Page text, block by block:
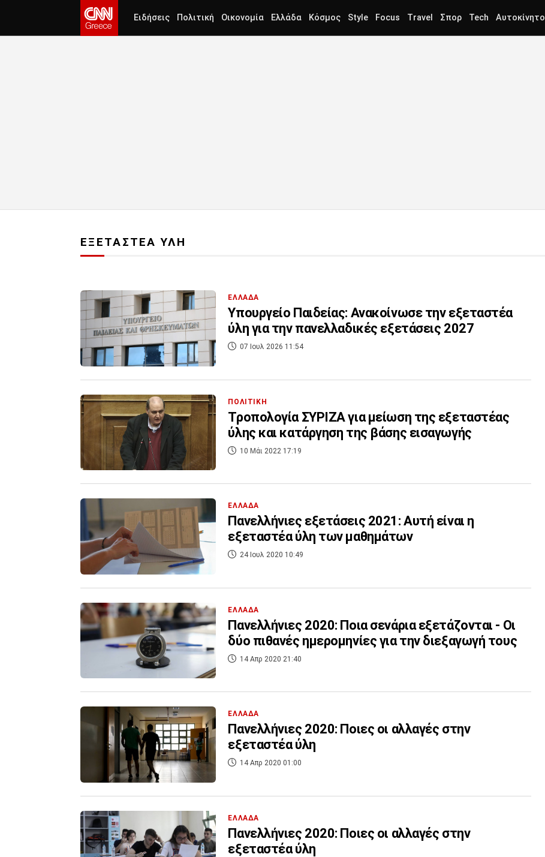
Ειδήσεις Πολιτική Οικονομία Ελλάδα Κόσμος Style Focus Travel Σπορ Tech Αυτοκίνητο
ΕΞΕΤΑΣΤΕΑ ΥΛΗ
ΕΛΛΑΔΑ
Υπουργείο Παιδείας: Ανακοίνωσε την εξεταστέα
ύλη για την πανελλαδικές εξετάσεις 2027
07 Ιουλ 2026 11:54
ΠΟΛΙΤΙΚΗ
Τροπολογία ΣΥΡΙΖΑ για μείωση της εξεταστέας
ύλης και κατάργηση της βάσης εισαγωγής
10 Μάι 2022 17:19
ΕΛΛΑΔΑ
Πανελλήνιες εξετάσεις 2021: Αυτή είναι η
εξεταστέα ύλη των μαθημάτων
24 Ιουλ 2020 10:49
ΕΛΛΑΔΑ
Πανελλήνιες 2020: Ποια σενάρια εξετάζονται - Οι
δύο πιθανές ημερομηνίες για την διεξαγωγή τους
14 Απρ 2020 21:40
ΕΛΛΑΔΑ
Πανελλήνιες 2020: Ποιες οι αλλαγές στην
εξεταστέα ύλη
14 Απρ 2020 01:00
ΕΛΛΑΔΑ
Πανελλήνιες 2020: Ποιες οι αλλαγές στην
εξεταστέα ύλη